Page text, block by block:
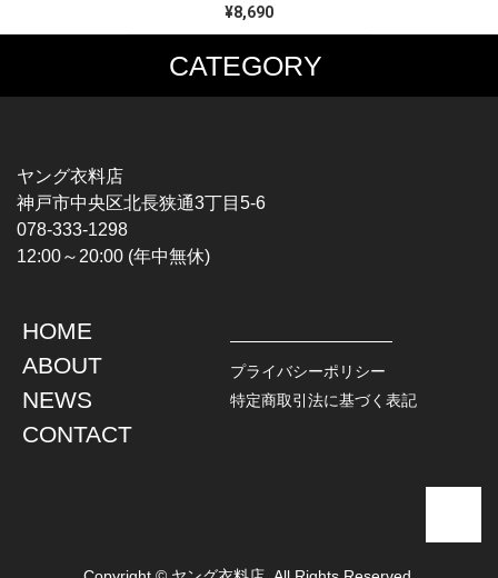
¥8,690
CATEGORY
MUSIC TEE
HARDCORE / PUNK
PROGLESSIVE ROCK
POPS
SOUL / R&B
T-SHIRTS
CHAMPION
TOPS
L / S SHIRT
S / S SHIRT
HAWAIIAN SHIRT
JACKET
DENIM
LEATHER
ヤング衣料店
神戸市中央区北長狭通3丁目5-6
078-333-1298
12:00～20:00 (年中無休)
HOME
ABOUT
NEWS
CONTACT
プライバシーポリシー
特定商取引法に基づく表記